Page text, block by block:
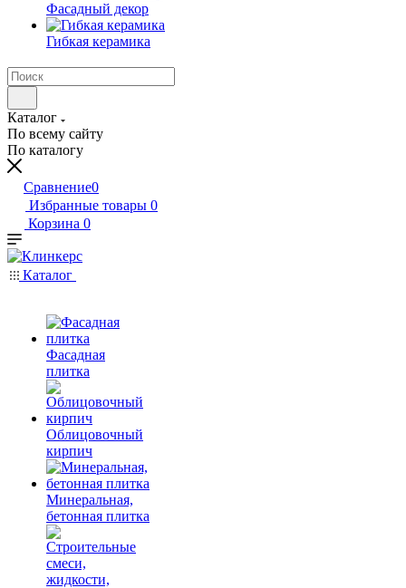
Фасадный декор
Гибкая керамика
Каталог
По всему сайту
По каталогу
Сравнение0
Избранные товары 0
Корзина 0
Каталог
Фасадная
плитка
Облицовочный
кирпич
Минеральная,
бетонная плитка